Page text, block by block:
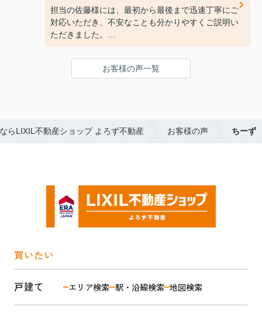
是非とも皆さんにお勧めしたい会社と思いました。
ありがとうございました。
担当の佐藤様には、最初から最後まで迅速丁寧にご
対応いただき、不安なことも分かりやすくご説明い
ただきました。
手続きの流れや必要書類についてもこまめにご連絡
いただけたので、安心してお任せすることができま
ることができ、大変感謝しております。
売却を迷われている方に、ぜひおすすめしたい不動
ありがとうございました(#^.^#)！！
お客様の声一覧
らLIXIL不動産ショップ よろず不動産 お客様の声 ちーず
買いたい
戸建て エリア検索 駅・沿線検索 地図検索